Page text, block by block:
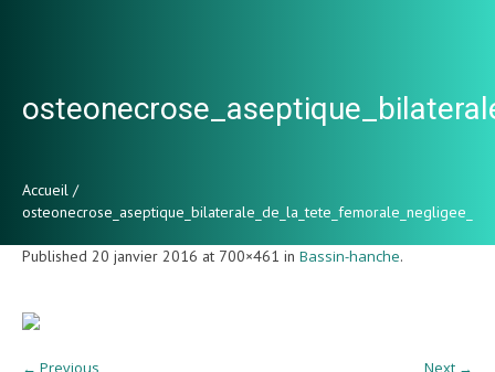
Accueil /
Published 20 janvier 2016 at 700×461 in Bassin-hanche.
← Previous Next →